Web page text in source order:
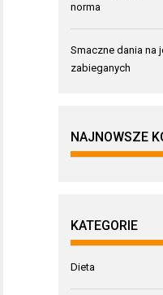
norma
Smaczne dania na
zabieganych
NAJNOWSZE
KATEGORIE
Dieta